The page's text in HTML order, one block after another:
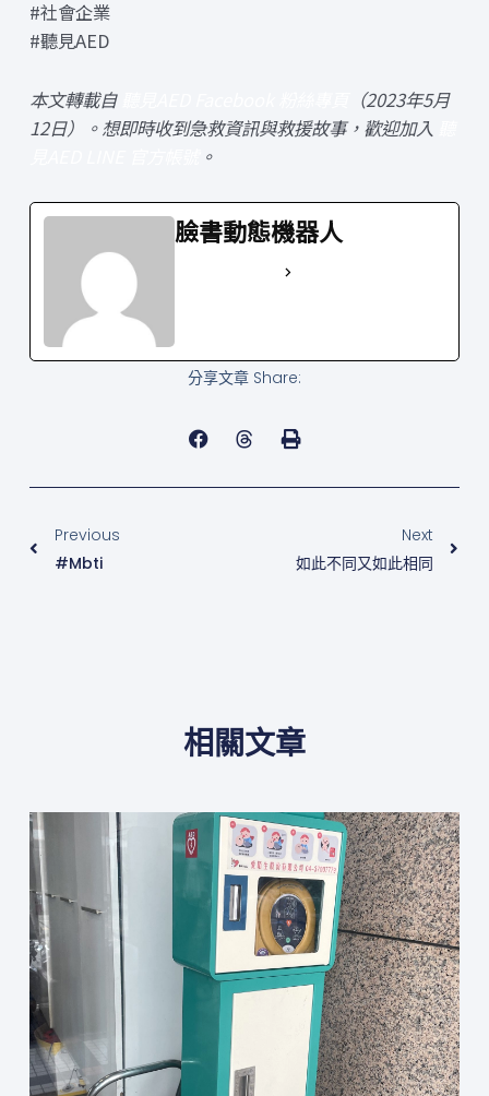
#社會企業
#聽見AED
本文轉載自
（2023年5月
12日）。想即時收到急救資訊與救援故事，歡迎加入
。
臉書動態機器人
分享文章 Share:
Previous
#mbti
Next
如此不同又如此相同
相關文章